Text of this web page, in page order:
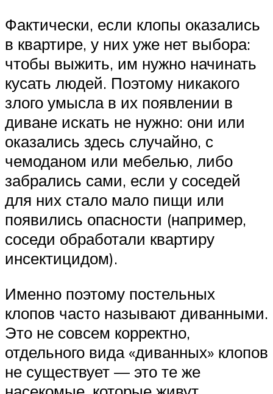
Фактически, если клопы оказались
в квартире, у них уже нет выбора:
чтобы выжить, им нужно начинать
кусать людей. Поэтому никакого
злого умысла в их появлении в
диване искать не нужно: они или
оказались здесь случайно, с
чемоданом или мебелью, либо
забрались сами, если у соседей
для них стало мало пищи или
появились опасности (например,
соседи обработали квартиру
инсектицидом).
Именно поэтому постельных
клопов часто называют диванными.
Это не совсем корректно,
отдельного вида «диванных» клопов
не существует — это те же